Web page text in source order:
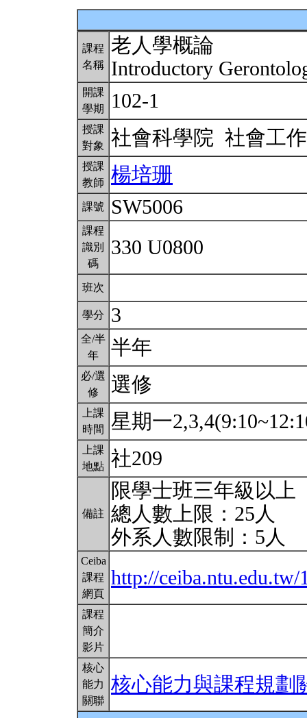
課程
名稱
老人學概論
Introductory
開課
學期
102-1
授課
對象
社會科學院 社會工
授課
教師
楊培珊
課號 SW5006
課程
識別
碼
330 U0800
班次
學分 3
全/半
年
半年
必/選
修
選修
上課
時間
星期一
上課
地點 社209
備註
限學士班三年級以上
總人數上限：25人
外系人數限制：5人
Ceiba
課程
網頁
http://
課程
簡介
影片
核心
能力
關聯
核心能力與課程規劃